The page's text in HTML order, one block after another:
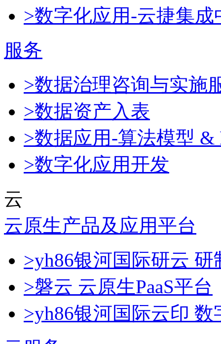
>数字化应用-云捷集成
服务
>数据治理咨询与实施
>数据资产入表
>数据应用-算法模型 &
>数字化应用开发
云
云原生产品及应用平台
>yh86银河国际研云
>磐云 云原生PaaS平台
>yh86银河国际云印